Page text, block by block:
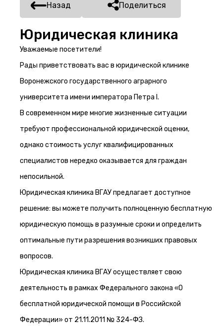
Назад Поделиться
Юридическая клиника
Уважаемые посетители!
Рады приветствовать вас в юридической клинике
Воронежского государственного аграрного
университета имени императора Петра I.
В современном мире многие жизненные ситуации
требуют профессиональной юридической оценки,
однако стоимость услуг квалифицированных
специалистов нередко оказывается для граждан
непосильной.
Юридическая клиника ВГАУ предлагает доступное
решение: вы можете получить полноценную бесплатную
юридическую помощь в разумные сроки и определить
оптимальные пути разрешения возникших правовых
вопросов.
Юридическая клиника ВГАУ осуществляет свою
деятельность в рамках Федерального закона «О
бесплатной юридической помощи в Российской
Федерации» от 21.11.2011 № 324-ФЗ.